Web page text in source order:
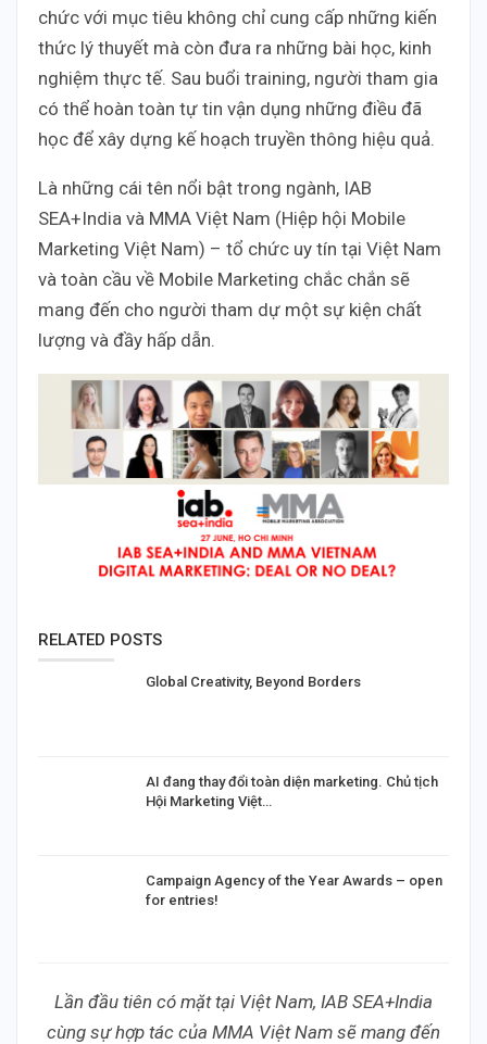
chức với mục tiêu không chỉ cung cấp những kiến
thức lý thuyết mà còn đưa ra những bài học, kinh
nghiệm thực tế. Sau buổi training, người tham gia
có thể hoàn toàn tự tin vận dụng những điều đã
học để xây dựng kế hoạch truyền thông hiệu quả.
Là những cái tên nổi bật trong ngành, IAB
SEA+India và MMA Việt Nam (Hiệp hội Mobile
Marketing Việt Nam) – tổ chức uy tín tại Việt Nam
và toàn cầu về Mobile Marketing chắc chắn sẽ
mang đến cho người tham dự một sự kiện chất
lượng và đầy hấp dẫn.
RELATED POSTS
Global Creativity, Beyond Borders
AI đang thay đổi toàn diện marketing. Chủ tịch
Hội Marketing Việt…
Campaign Agency of the Year Awards – open
for entries!
Lần đầu tiên có mặt tại Việt Nam, IAB SEA+India
cùng sự hợp tác của MMA Việt Nam sẽ mang đến